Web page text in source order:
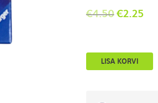
€4.50 €2.25
PusleLISA KORVI